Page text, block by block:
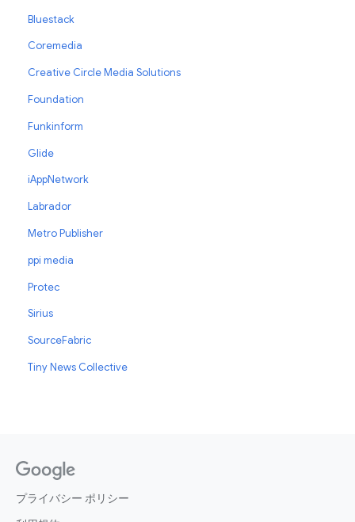
Bluestack
Coremedia
Creative Circle Media Solutions
Foundation
Funkinform
Glide
iAppNetwork
Labrador
Metro Publisher
ppi media
Protec
Sirius
SourceFabric
Tiny News Collective
プライバシー ポリシー